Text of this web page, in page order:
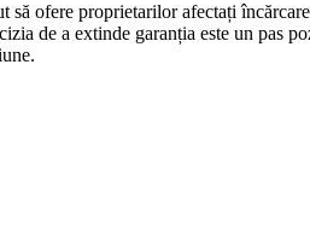
să ofere proprietarilor afectați
de a extinde garanția este un pas